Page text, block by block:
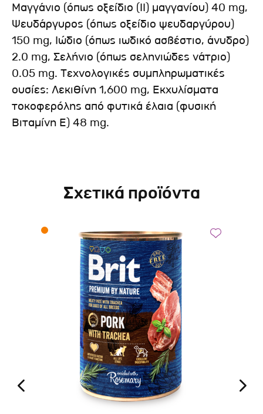
Μαγγάνιο (όπως οξείδιο (ΙΙ) μαγγανίου) 40 mg,
Ψευδάργυρος (όπως οξείδιο ψευδαργύρου)
150 mg, Ιώδιο (όπως ιωδικό ασβέστιο, άνυδρο)
2.0 mg, Σελήνιο (όπως σεληνιώδες νάτριο)
0.05 mg. Τεχνολογικές συμπληρωματικές
ουσίες: Λεκιθίνη 1,600 mg, Εκχυλίσματα
τοκοφερόλης από φυτικά έλαια (φυσική
Βιταμίνη Ε) 48 mg.
Σχετικά προϊόντα